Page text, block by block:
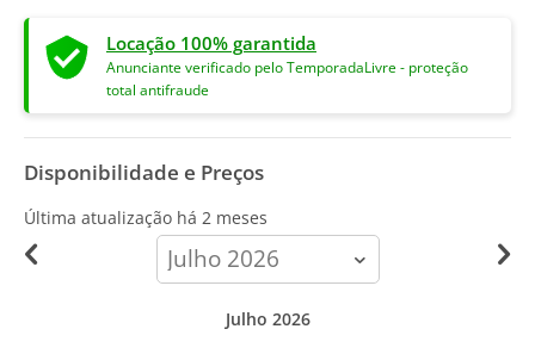
Locação 100% garantida
Anunciante verificado pelo TemporadaLivre - proteção
total antifraude
Disponibilidade e Preços
Última atualização há 2 meses
calendar-
month
Julho 2026